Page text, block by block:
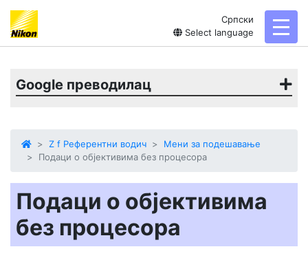
Српски
Select language
Google преводилац
Z f Референтни водич
Мени за подешавање
Подаци о објективима без процесора
Подаци о објективима
без процесора